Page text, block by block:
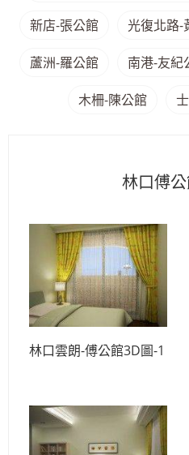
新店-張公館 光復北路-
蘆洲-羅公館 南港-友紀
木柵-陳公館
林口傅
林口雲朗-傅公館3D圖-1